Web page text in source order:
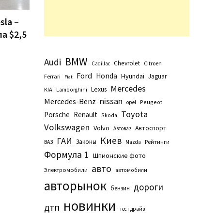
–
$2,5
Audi BMW Cadillac Chevrolet Citroen
Ferrari
Fiat Ford Honda Hyundai Jaguar
KIA Lamborghini Lexus Mercedes
Mercedes-Benz nissan opel Peugeot
Porsche Renault Skoda
Toyota
Volkswagen Volvo Автоваз Автоспорт
ВАЗ ГАИ Законы Киев Маzda Рейтинги
Формула 1 Шпионские фото
Электромобили авто автомобили
авторынок бензин дороги
дтп новинки тест драйв